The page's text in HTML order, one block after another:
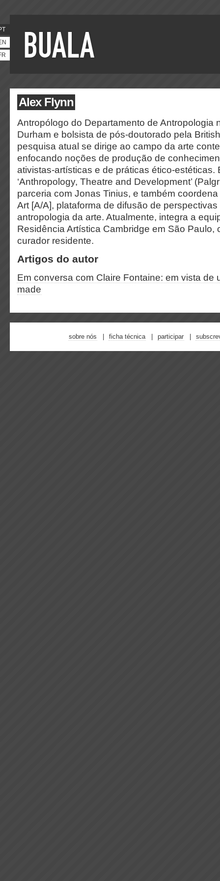
Alex Flynn
Antropólogo do Departamento de Antropologia
Durham e bolsista de pós-doutorado pela
pesquisa atual se dirige ao campo da arte
enfocando noções de produção de
ativistas-artísticas e de práticas ético-estéticas.
‘Anthropology, Theatre and Development’
parceria com Jonas Tinius, e também
Art [A/A], plataforma de difusão de
antropologia da arte. Atualmente, integra a
Residência Artística Cambridge em São Paulo,
curador residente.
Artigos do autor
Em conversa com Claire Fontaine: em vista de
made
sobre nós ficha técnica participar